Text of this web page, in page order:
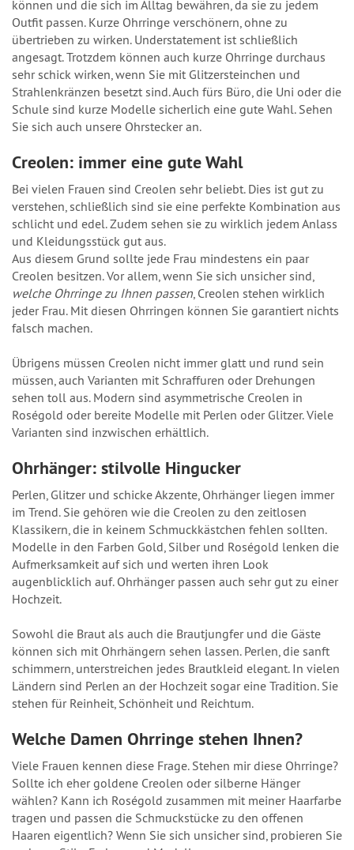
können und die sich im Alltag bewähren, da sie zu jedem
Outfit passen. Kurze Ohrringe verschönern, ohne zu
übertrieben zu wirken. Understatement ist schließlich
angesagt. Trotzdem können auch kurze Ohrringe durchaus
sehr schick wirken, wenn Sie mit Glitzersteinchen und
Strahlenkränzen besetzt sind. Auch fürs Büro, die Uni oder die
Schule sind kurze Modelle sicherlich eine gute Wahl. Sehen
Sie sich auch unsere Ohrstecker an.
Creolen: immer eine gute Wahl
Bei vielen Frauen sind Creolen sehr beliebt. Dies ist gut zu
verstehen, schließlich sind sie eine perfekte Kombination aus
schlicht und edel. Zudem sehen sie zu wirklich jedem Anlass
und Kleidungsstück gut aus.
Aus diesem Grund sollte jede Frau mindestens ein paar
Creolen besitzen. Vor allem, wenn Sie sich unsicher sind,
welche Ohrringe zu Ihnen passen , Creolen stehen wirklich
jeder Frau. Mit diesen Ohrringen können Sie garantiert nichts
falsch machen.
Übrigens müssen Creolen nicht immer glatt und rund sein
müssen, auch Varianten mit Schraffuren oder Drehungen
sehen toll aus. Modern sind asymmetrische Creolen in
Roségold oder bereite Modelle mit Perlen oder Glitzer. Viele
Varianten sind inzwischen erhältlich.
Ohrhänger: stilvolle Hingucker
Perlen, Glitzer und schicke Akzente, Ohrhänger liegen immer
im Trend. Sie gehören wie die Creolen zu den zeitlosen
Klassikern, die in keinem Schmuckkästchen fehlen sollten.
Modelle in den Farben Gold, Silber und Roségold lenken die
Aufmerksamkeit auf sich und werten ihren Look
augenblicklich auf. Ohrhänger passen auch sehr gut zu einer
Hochzeit.
Sowohl die Braut als auch die Brautjungfer und die Gäste
können sich mit Ohrhängern sehen lassen. Perlen, die sanft
schimmern, unterstreichen jedes Brautkleid elegant. In vielen
Ländern sind Perlen an der Hochzeit sogar eine Tradition. Sie
stehen für Reinheit, Schönheit und Reichtum.
Welche Damen Ohrringe stehen Ihnen?
Viele Frauen kennen diese Frage. Stehen mir diese Ohrringe?
Sollte ich eher goldene Creolen oder silberne Hänger
wählen? Kann ich Roségold zusammen mit meiner Haarfarbe
tragen und passen die Schmuckstücke zu den offenen
Haaren eigentlich? Wenn Sie sich unsicher sind, probieren Sie